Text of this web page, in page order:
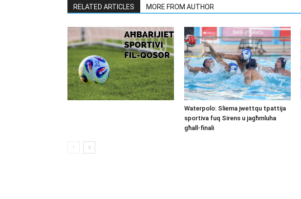
RELATED ARTICLES MORE FROM AUTHOR
Waterpolo: Sliema jwettqu tpattija
sportiva fuq Sirens u jagħmluha
għall-finali